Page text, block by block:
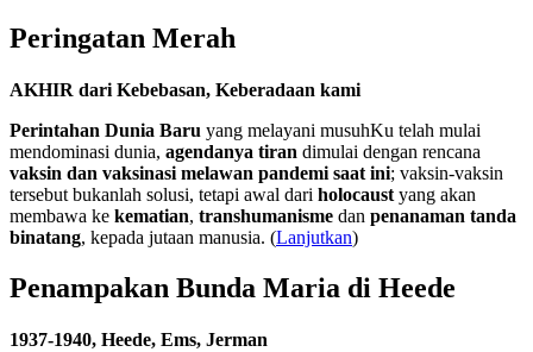
Peringatan Merah
AKHIR dari Kebebasan, Keberadaan kami
Perintahan Dunia Baru yang melayani musuhKu telah mulai
mendominasi dunia, agendanya tiran dimulai dengan rencana
vaksin dan vaksinasi melawan pandemi saat ini; vaksin-vaksin
tersebut bukanlah solusi, tetapi awal dari holocaust yang akan
membawa ke kematian, transhumanisme dan penanaman tanda
binatang, kepada jutaan manusia. (Lanjutkan)
Penampakan Bunda Maria di Heede
1937-1940, Heede, Ems, Jerman